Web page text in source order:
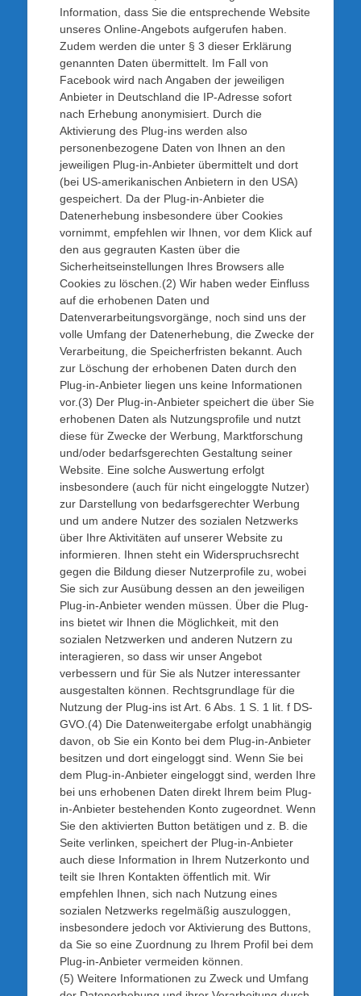
Information, dass Sie die entsprechende Website
unseres Online-Angebots aufgerufen haben.
Zudem werden die unter § 3 dieser Erklärung
genannten Daten übermittelt. Im Fall von
Facebook wird nach Angaben der jeweiligen
Anbieter in Deutschland die IP-Adresse sofort
nach Erhebung anonymisiert. Durch die
Aktivierung des Plug-ins werden also
personenbezogene Daten von Ihnen an den
jeweiligen Plug-in-Anbieter übermittelt und dort
(bei US-amerikanischen Anbietern in den USA)
gespeichert. Da der Plug-in-Anbieter die
Datenerhebung insbesondere über Cookies
vornimmt, empfehlen wir Ihnen, vor dem Klick auf
den aus gegrauten Kasten über die
Sicherheitseinstellungen Ihres Browsers alle
Cookies zu löschen.(2) Wir haben weder Einfluss
auf die erhobenen Daten und
Datenverarbeitungsvorgänge, noch sind uns der
volle Umfang der Datenerhebung, die Zwecke der
Verarbeitung, die Speicherfristen bekannt. Auch
zur Löschung der erhobenen Daten durch den
Plug-in-Anbieter liegen uns keine Informationen
vor.(3) Der Plug-in-Anbieter speichert die über Sie
erhobenen Daten als Nutzungsprofile und nutzt
diese für Zwecke der Werbung, Marktforschung
und/oder bedarfsgerechten Gestaltung seiner
Website. Eine solche Auswertung erfolgt
insbesondere (auch für nicht eingeloggte Nutzer)
zur Darstellung von bedarfsgerechter Werbung
und um andere Nutzer des sozialen Netzwerks
über Ihre Aktivitäten auf unserer Website zu
informieren. Ihnen steht ein Widerspruchsrecht
gegen die Bildung dieser Nutzerprofile zu, wobei
Sie sich zur Ausübung dessen an den jeweiligen
Plug-in-Anbieter wenden müssen. Über die Plug-
ins bietet wir Ihnen die Möglichkeit, mit den
sozialen Netzwerken und anderen Nutzern zu
interagieren, so dass wir unser Angebot
verbessern und für Sie als Nutzer interessanter
ausgestalten können. Rechtsgrundlage für die
Nutzung der Plug-ins ist Art. 6 Abs. 1 S. 1 lit. f DS-
GVO.(4) Die Datenweitergabe erfolgt unabhängig
davon, ob Sie ein Konto bei dem Plug-in-Anbieter
besitzen und dort eingeloggt sind. Wenn Sie bei
dem Plug-in-Anbieter eingeloggt sind, werden Ihre
bei uns erhobenen Daten direkt Ihrem beim Plug-
in-Anbieter bestehenden Konto zugeordnet. Wenn
Sie den aktivierten Button betätigen und z. B. die
Seite verlinken, speichert der Plug-in-Anbieter
auch diese Information in Ihrem Nutzerkonto und
teilt sie Ihren Kontakten öffentlich mit. Wir
empfehlen Ihnen, sich nach Nutzung eines
sozialen Netzwerks regelmäßig auszuloggen,
insbesondere jedoch vor Aktivierung des Buttons,
da Sie so eine Zuordnung zu Ihrem Profil bei dem
Plug-in-Anbieter vermeiden können.
(5) Weitere Informationen zu Zweck und Umfang